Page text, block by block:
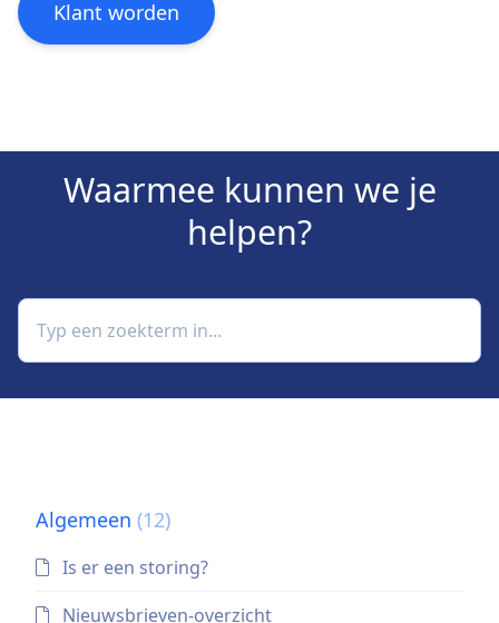
Klant worden
Waarmee kunnen we je
helpen?
Algemeen (12)
Is er een storing?
Nieuwsbrieven-overzicht